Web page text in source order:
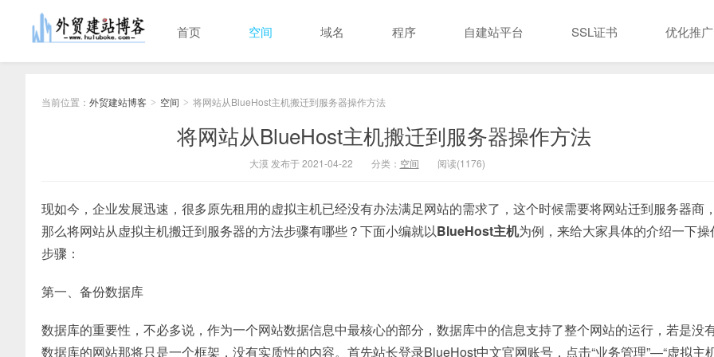
首页 空间 域名 程序 自建站平台 SSL证书 优化推广
当前位置： 外贸建站博客 > 空间 > 将网站从BlueHost主机搬迁到服务器操作方法
将网站从BlueHost主机搬迁到服务器操作方法
大漠 发布于 2021-04-22 分类： 空间 阅读(1176)
现如今，企业发展迅速，很多原先租用的虚拟主机已经没有办法满足网站的需求了，这个时候需要将网站迁到服务器商
那么将网站从虚拟主机搬迁到服务器的方法步骤有哪些？下面小编就以BlueHost主机为例，来给大家具体的介绍一下操
步骤：
第一、备份数据库
数据库的重要性，不必多说，作为一个网站数据信息中最核心的部分，数据库中的信息支持了整个网站的运行，若是没
数据库的网站那将只是一个框架，没有实质性的内容。首先站长登录BlueHost中文官网账号，点击“业务管理”—“虚拟主